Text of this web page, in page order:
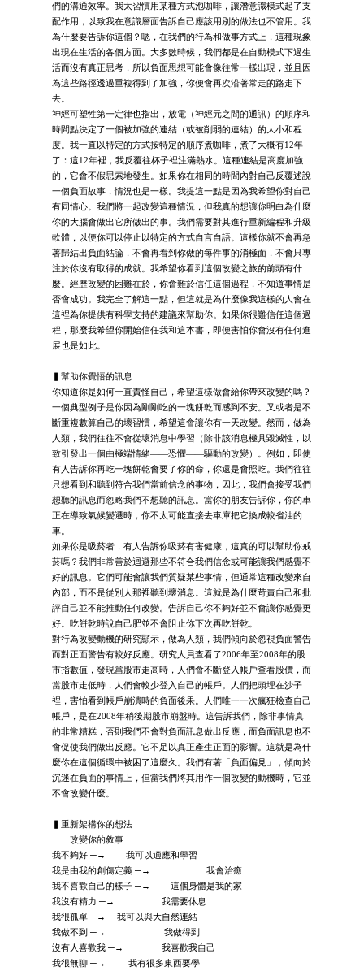
們的溝通效率。我太習慣用某種方式泡咖啡，讓潛意識模式起了支
配作用，以致我在意識層面告訴自己應該用別的做法也不管用。我
為什麼要告訴你這個？嗯，在我們的行為和做事方式上，這種現象
出現在生活的各個方面。大多數時候，我們都是在自動模式下過生
活而沒有真正思考，所以負面思想可能會像往常一樣出現，並且因
為這些路徑透過重複得到了加強，你便會再次沿著常走的路走下
去。
神經可塑性第一定律也指出，放電（神經元之間的通訊）的順序和
時間點決定了一個被加強的連結（或被削弱的連結）的大小和程
度。我一直以特定的方式按特定的順序煮咖啡，煮了大概有12年
了：這12年裡，我反覆往杯子裡注滿熱水。這種連結是高度加強
的，它會不假思索地發生。如果你在相同的時間內對自己反覆述說
一個負面故事，情況也是一樣。我提這一點是因為我希望你對自己
有同情心。我們將一起改變這種情況，但我真的想讓你明白為什麼
你的大腦會做出它所做出的事。我們需要對其進行重新編程和升級
軟體，以便你可以停止以特定的方式自言自語。這樣你就不會再急
著歸結出負面結論，不會再看到你做的每件事的消極面，不會只專
注於你沒有取得的成就。我希望你看到這個改變之旅的前頭有什
麼。經歷改變的困難在於，你會難於信任這個過程，不知道事情是
否會成功。我完全了解這一點，但這就是為什麼像我這樣的人會在
這裡為你提供有科學支持的建議來幫助你。如果你很難信任這個過
程，那麼我希望你開始信任我和這本書，即便害怕你會沒有任何進
展也是如此。
▍幫助你覺悟的訊息
你知道你是如何一直責怪自己，希望這樣做會給你帶來改變的嗎？
一個典型例子是你因為剛剛吃的一塊餅乾而感到不安。又或者是不
斷重複數算自己的壞習慣，希望這會讓你有一天改變。然而，做為
人類，我們往往不會從壞消息中學習（除非該消息極具毀滅性，以
致引發出一個由極端情緒——恐懼——驅動的改變）。例如，即使
有人告訴你再吃一塊餅乾會要了你的命，你還是會照吃。我們往往
只想看到和聽到符合我們當前信念的事物，因此，我們會接受我們
想聽的訊息而忽略我們不想聽的訊息。當你的朋友告訴你，你的車
正在導致氣候變遷時，你不太可能直接去車庫把它換成較省油的
車。
如果你是吸菸者，有人告訴你吸菸有害健康，這真的可以幫助你戒
菸嗎？我們非常善於迴避那些不符合我們信念或可能讓我們感覺不
好的訊息。它們可能會讓我們質疑某些事情，但通常這種改變來自
內部，而不是從別人那裡聽到壞消息。這就是為什麼苛責自己和批
評自己並不能推動任何改變。告訴自己你不夠好並不會讓你感覺更
好。吃餅乾時說自己肥並不會阻止你下次再吃餅乾。
對行為改變動機的研究顯示，做為人類，我們傾向於忽視負面警告
而對正面警告有較好反應。研究人員查看了2006年至2008年的股
市指數值，發現當股市走高時，人們會不斷登入帳戶查看股價，而
當股市走低時，人們會較少登入自己的帳戶。人們把頭埋在沙子
裡，害怕看到帳戶崩潰時的負面後果。人們唯一一次瘋狂檢查自己
帳戶，是在2008年稍後期股市崩盤時。這告訴我們，除非事情真
的非常糟糕，否則我們不會對負面訊息做出反應，而負面訊息也不
會促使我們做出反應。它不足以真正產生正面的影響。這就是為什
麼你在這個循環中被困了這麼久。我們有著「負面偏見」，傾向於
沉迷在負面的事情上，但當我們將其用作一個改變的動機時，它並
不會改變什麼。
▍重新架構你的想法
改變你的敘事
我不夠好 ─→ 我可以適應和學習
我是由我的創傷定義 ─→ 我會治癒
我不喜歡自己的樣子 ─→ 這個身體是我的家
我沒有精力 ─→ 我需要休息
我很孤單 ─→ 我可以與大自然連結
我做不到 ─→ 我做得到
沒有人喜歡我 ─→ 我喜歡我自己
我很無聊 ─→ 我有很多東西要學